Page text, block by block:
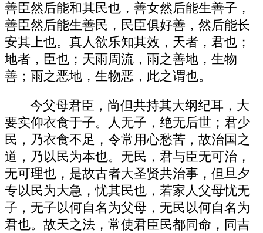
善臣然后能和其民也，善女然后能生善子，
善臣然后能生善民，民臣俱好善，然后能长
安其上也。真人欲乐知其效，天者，君也；
地者，臣也；天雨周流，雨之善地，生物
善；雨之恶地，生物恶，此之谓也。
今父母君臣，尚但共持其大纲纪耳，大
要实仰衣食于子。人无子，绝无后世；君少
民，乃衣食不足，令常用心愁苦，故治国之
道，乃以民为本也。无民，君与臣无可治，
无可理也，是故古者大圣贤共治事，但旦夕
专以民为大急，忧其民也，若家人父母忧无
子，无子以何自名为父母，无民以何自名为
君也。故天之法，常使君臣民都同命，同吉